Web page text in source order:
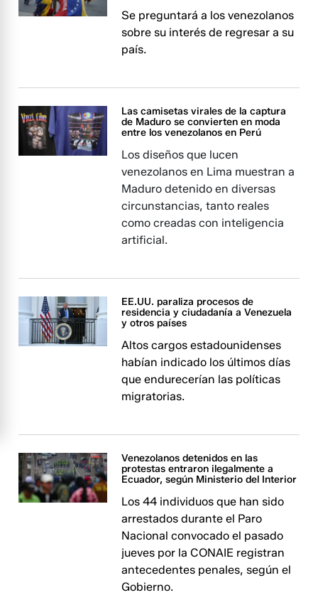
Se preguntará a los venezolanos
sobre su interés de regresar a su
país.
Las camisetas virales de la captura
de Maduro se convierten en moda
entre los venezolanos en Perú
Los diseños que lucen
venezolanos en Lima muestran a
Maduro detenido en diversas
circunstancias, tanto reales
como creadas con inteligencia
artificial.
EE.UU. paraliza procesos de
residencia y ciudadanía a Venezuela
y otros países
Altos cargos estadounidenses
habían indicado los últimos días
que endurecerían las políticas
migratorias.
Venezolanos detenidos en las
protestas entraron ilegalmente a
Ecuador, según Ministerio del Interior
Los 44 individuos que han sido
arrestados durante el Paro
Nacional convocado el pasado
jueves por la CONAIE registran
antecedentes penales, según el
Gobierno.